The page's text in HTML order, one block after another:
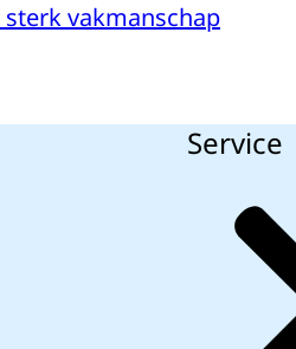
vakmanschap
Service